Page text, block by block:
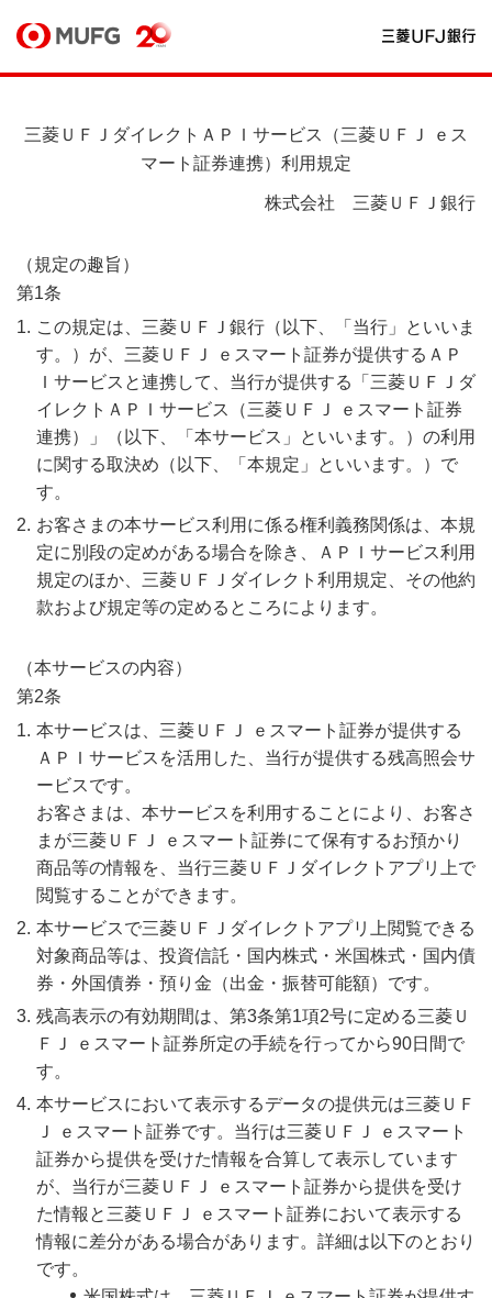
三菱ＵＦＪダイレクトＡＰＩサービス（三菱ＵＦＪ ｅス
マート証券連携）利用規定
株式会社 三菱ＵＦＪ銀行
（規定の趣旨）
第1条
この規定は、三菱ＵＦＪ銀行（以下、「当行」といいま
す。）が、三菱ＵＦＪ ｅスマート証券が提供するＡＰ
Ｉサービスと連携して、当行が提供する「三菱ＵＦＪダ
イレクトＡＰＩサービス（三菱ＵＦＪ ｅスマート証券
連携）」（以下、「本サービス」といいます。）の利用
に関する取決め（以下、「本規定」といいます。）で
す。
お客さまの本サービス利用に係る権利義務関係は、本規
定に別段の定めがある場合を除き、ＡＰＩサービス利用
規定のほか、三菱ＵＦＪダイレクト利用規定、その他約
款および規定等の定めるところによります。
（本サービスの内容）
第2条
本サービスは、三菱ＵＦＪ ｅスマート証券が提供する
ＡＰＩサービスを活用した、当行が提供する残高照会サ
ービスです。
お客さまは、本サービスを利用することにより、お客さ
まが三菱ＵＦＪ ｅスマート証券にて保有するお預かり
商品等の情報を、当行三菱ＵＦＪダイレクトアプリ上で
閲覧することができます。
本サービスで三菱ＵＦＪダイレクトアプリ上閲覧できる
対象商品等は、投資信託・国内株式・米国株式・国内債
券・外国債券・預り金（出金・振替可能額）です。
残高表示の有効期間は、第3条第1項2号に定める三菱Ｕ
ＦＪ ｅスマート証券所定の手続を行ってから90日間で
す。
本サービスにおいて表示するデータの提供元は三菱ＵＦ
Ｊ ｅスマート証券です。当行は三菱ＵＦＪ ｅスマート
証券から提供を受けた情報を合算して表示しています
が、当行が三菱ＵＦＪ ｅスマート証券から提供を受け
た情報と三菱ＵＦＪ ｅスマート証券において表示する
情報に差分がある場合があります。詳細は以下のとおり
です。